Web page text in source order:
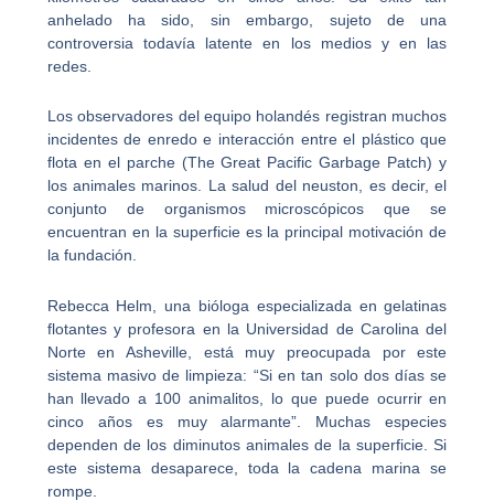
anhelado ha sido, sin embargo, sujeto de una
controversia todavía latente en los medios y en las
redes.
Los observadores del equipo holandés registran muchos
incidentes de enredo e interacción entre el plástico que
flota en el parche (TheGreat Pacific Garbage Patch) y
los animales marinos. La salud del neuston, es decir, el
conjunto de organismos microscópicos que se
encuentran en la superficiees la principal motivación de
la fundación.
Rebecca Helm, una bióloga especializada en gelatinas
flotantes y profesora en la Universidad de Carolina del
Norte en Asheville, está muy preocupada por este
sistema masivo de limpieza: “Si en tan solo dos días se
han llevado a 100 animalitos, lo que puede ocurrir en
cinco años es muy alarmante”. Muchas especies
dependen de los diminutos animales de la superficie. Si
este sistema desaparece, toda la cadena marina se
rompe.